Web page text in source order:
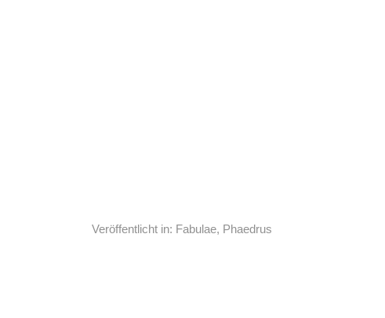
Veröffentlicht in: Fabulae, Phaedrus